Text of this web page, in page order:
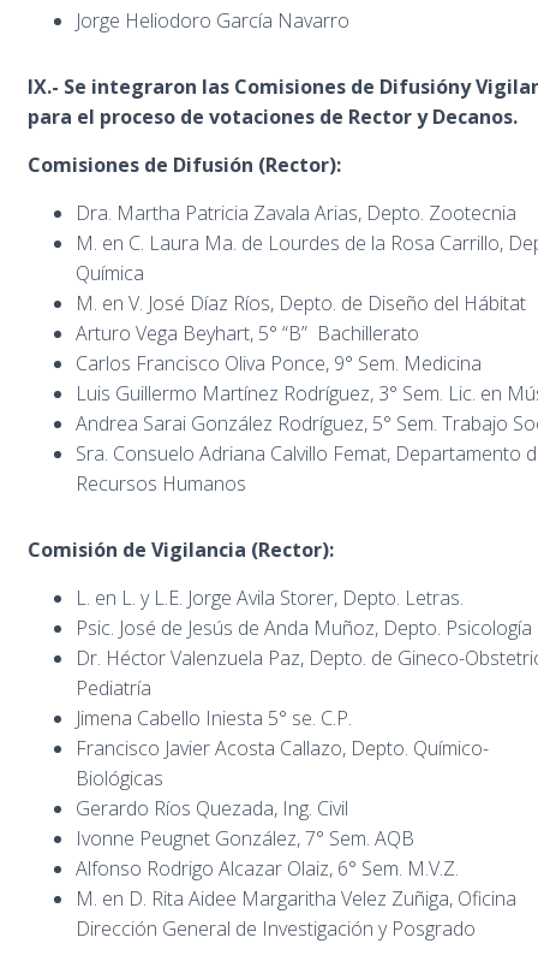
Jorge Heliodoro García Navarro
IX.- Se integraron las Comisiones de Difusióny
para el proceso de votaciones de Rector y Decanos.
Comisiones de Difusión (Rector):
Dra. Martha Patricia Zavala Arias, Depto. Zootecnia
M. en C. Laura Ma. de Lourdes de la Rosa Carrillo,
Química
M. en V. José Díaz Ríos, Depto. de Diseño del Hábitat
Arturo Vega Beyhart, 5° “B” Bachillerato
Carlos Francisco Oliva Ponce, 9° Sem. Medicina
Luis Guillermo Martínez Rodríguez, 3° Sem. Lic. en
Andrea Sarai González Rodríguez, 5° Sem. Trabajo
Sra. Consuelo Adriana Calvillo Femat, Departamento
Recursos Humanos
Comisión de Vigilancia (Rector):
L. en L. y L.E. Jorge Avila Storer, Depto. Letras.
Psic. José de Jesús de Anda Muñoz, Depto. Psicología
Dr. Héctor Valenzuela Paz, Depto. de Gineco-
Pediatría
Jimena Cabello Iniesta 5° se. C.P.
Francisco Javier Acosta Callazo, Depto. Químico-
Biológicas
Gerardo Ríos Quezada, Ing. Civil
Ivonne Peugnet González, 7° Sem. AQB
Alfonso Rodrigo Alcazar Olaiz, 6° Sem. M.V.Z.
M. en D. Rita Aidee Margaritha Velez Zuñiga, Oficina
Dirección General de Investigación y Posgrado